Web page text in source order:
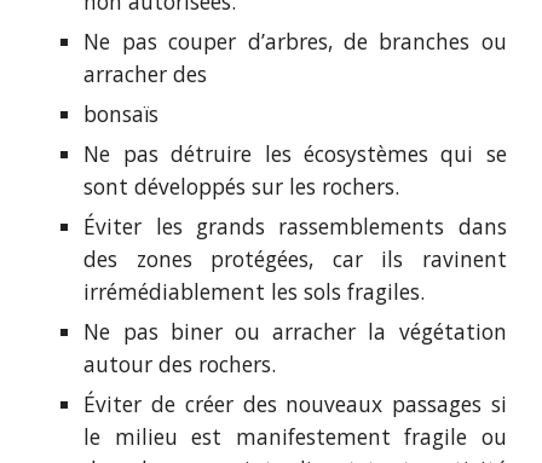
Ne pas couper d’arbres, de branches ou
arracher des
bonsaïs
Ne pas détruire les écosystèmes qui se
sont développés sur les rochers.
Éviter les grands rassemblements dans
des zones protégées, car ils ravinent
irrémédiablement les sols fragiles.
Ne pas biner ou arracher la végétation
autour des rochers.
Éviter de créer des nouveaux passages si
le milieu est manifestement fragile ou